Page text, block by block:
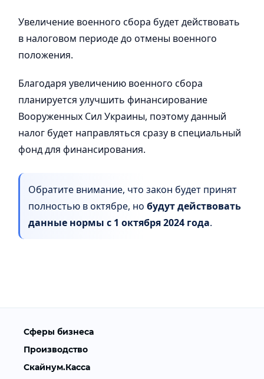
Увеличение военного сбора будет действовать
в налоговом периоде до отмены военного
положения.
Благодаря увеличению военного сбора
планируется улучшить финансирование
Вооруженных Сил Украины, поэтому данный
налог будет направляться сразу в специальный
фонд для финансирования.
Обратите внимание, что закон будет принят
полностью в октябре, но будут действовать
данные нормы с 1 октября 2024 года.
Сферы бизнеса
Производство
Скайнум.Касса